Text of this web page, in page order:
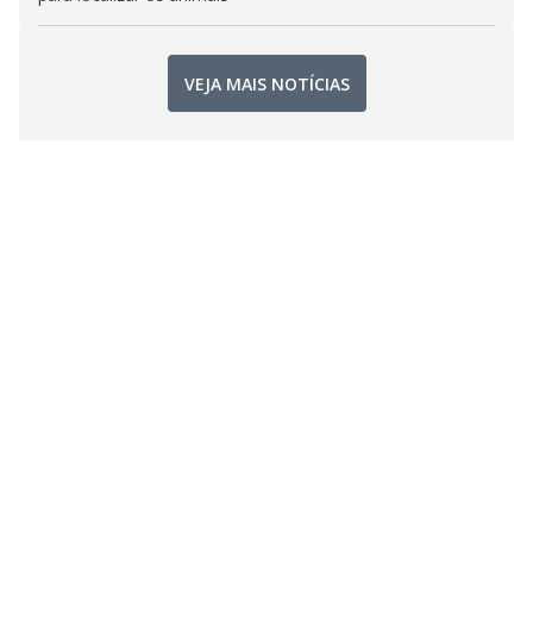
VEJA MAIS NOTÍCIAS